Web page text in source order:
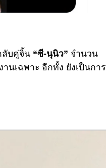
ลับคู่จิ้น “ซี-นุนิว” จำนวน
นเฉพาะ อีกทั้ง ยังเป็นการ